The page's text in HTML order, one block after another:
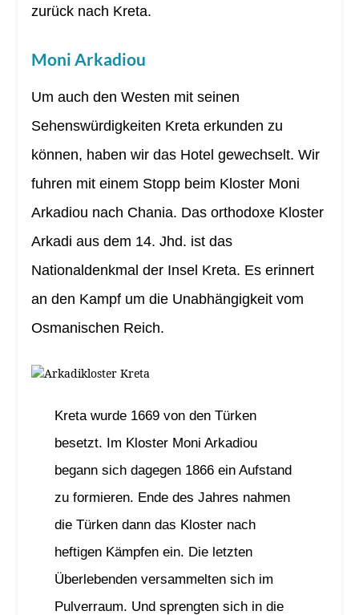
zurück nach Kreta.
Moni Arkadiou
Um auch den Westen mit seinen
Sehenswürdigkeiten Kreta erkunden zu
können, haben wir das Hotel gewechselt. Wir
fuhren mit einem Stopp beim Kloster Moni
Arkadiou nach Chania. Das orthodoxe Kloster
Arkadi aus dem 14. Jhd. ist das
Nationaldenkmal der Insel Kreta. Es erinnert
an den Kampf um die Unabhängigkeit vom
Osmanischen Reich.
Kreta wurde 1669 von den Türken
besetzt. Im Kloster Moni Arkadiou
begann sich dagegen 1866 ein Aufstand
zu formieren. Ende des Jahres nahmen
die Türken dann das Kloster nach
heftigen Kämpfen ein. Die letzten
Überlebenden versammelten sich im
Pulverraum. Und sprengten sich in die